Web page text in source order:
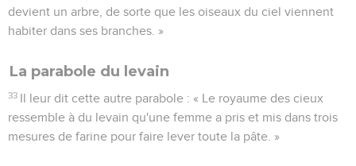
devient un arbre, de sorte que les oiseaux du ciel viennent
habiter dans ses branches. »
La parabole du levain
33 Il leur dit cette autre parabole : « Le royaume des cieux
ressemble à du levain qu'une femme a pris et mis dans trois
mesures de farine pour faire lever toute la pâte. »